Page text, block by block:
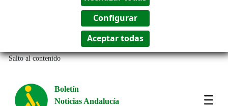
Salto al contenido
Boletín
Noticias Andalucía